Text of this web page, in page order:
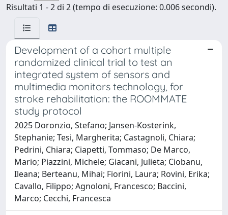
Risultati 1 - 2 di 2 (tempo di esecuzione: 0.006 secondi).
Development of a cohort multiple
randomized clinical trial to test an
integrated system of sensors and
multimedia monitors technology, for
stroke rehabilitation: the ROOMMATE
study protocol
2025 Doronzio, Stefano; Jansen-Kosterink,
Stephanie; Tesi, Margherita; Castagnoli, Chiara;
Pedrini, Chiara; Ciapetti, Tommaso; De Marco,
Mario; Piazzini, Michele; Giacani, Julieta; Ciobanu,
Ileana; Berteanu, Mihai; Fiorini, Laura; Rovini, Erika;
Cavallo, Filippo; Agnoloni, Francesco; Baccini,
Marco; Cecchi, Francesca